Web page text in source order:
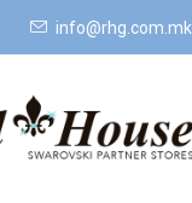
info@rhg.com.mk